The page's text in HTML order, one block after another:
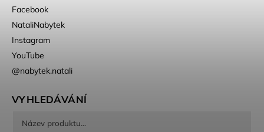
Facebook
NataliNabytek
Instagram
YouTube
@nabytek.natali
VYHLEDÁVÁNÍ